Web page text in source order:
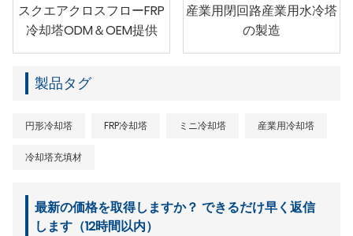
スクエアクロスフローFRP
冷却塔ODM＆OEM提供
産業用閉回路産業用水冷塔
の製造
製品タグ
円形冷却塔 FRP冷却塔 ミニ冷却塔 産業用冷却塔
冷却塔充填材
最新の価格を取得しますか？ できるだけ早く返信
します（12時間以内）